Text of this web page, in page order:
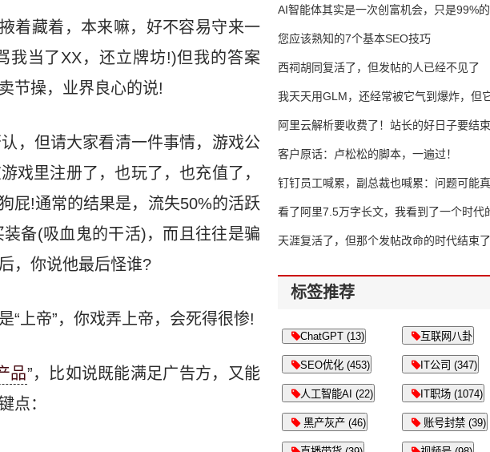
着藏着，本来嘛，好不容易守来一
我当了XX，还立牌坊!)但我的答案
节操，业界良心的说!
，但请大家看清一件事情，游戏公
戏里注册了，也玩了，也充值了，
屁!通常的结果是，流失50%的活跃
备(吸血鬼的干活)，而且往往是骗
，你说他最后怪谁?
“上帝”，你戏弄上帝，会死得很惨!
品”，比如说既能满足广告方，又能
点：
AI智能体其实是一次创富机会，只是99%
错过了
您应该熟知的7个基本SEO技巧
西祠胡同复活了，但发帖的人已经不见了
我天天用GLM，还经常被它气到爆炸，但
16万亿
阿里云解析要收费了！站长的好日子要结
客户原话：卢松松的脚本，一遍过！
钉钉员工喊累，副总裁也喊累：问题可能
了
看了阿里7.5万字长文，我看到了一个时代
天涯复活了，但那个发帖改命的时代结束了
标签推荐
ChatGPT (13) 互联网八卦
SEO优化 (453) IT公司 (347)
人工智能AI (22) IT职场 (1074)
黑产灰产 (46) 账号封禁 (39)